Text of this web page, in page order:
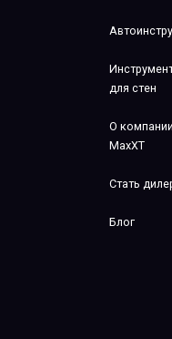
для стен
О компании
MaxXT
Стать
Блог